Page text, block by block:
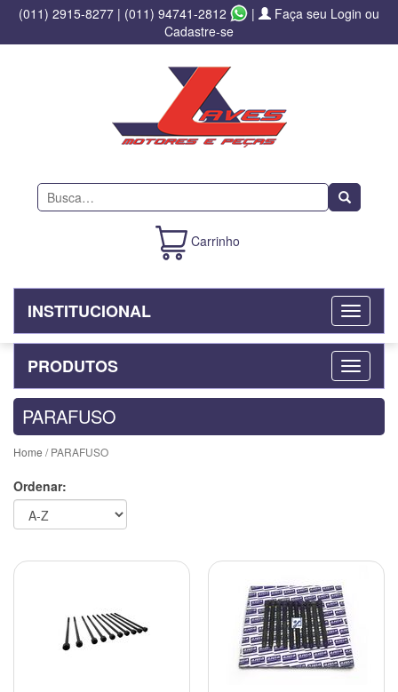
(011) 2915-8277 | (011) 94741-2812 |
Faça seu Login ou
Cadastre-se
Buscar
Carrinho
INSTITUCIONAL
PRODUTOS
PARAFUSO
Home / PARAFUSO
Ordenar: